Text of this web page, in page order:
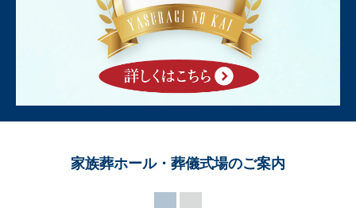
家族葬ホール・葬儀式場のご案内